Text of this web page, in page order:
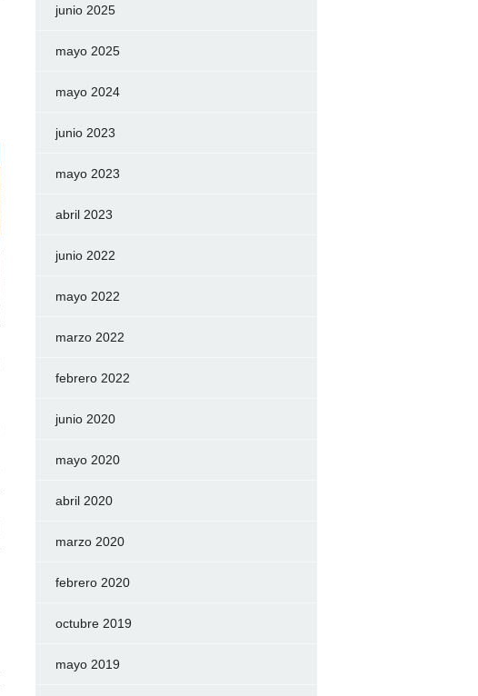
junio 2025
mayo 2025
mayo 2024
junio 2023
mayo 2023
abril 2023
junio 2022
mayo 2022
marzo 2022
febrero 2022
junio 2020
mayo 2020
abril 2020
marzo 2020
febrero 2020
octubre 2019
mayo 2019